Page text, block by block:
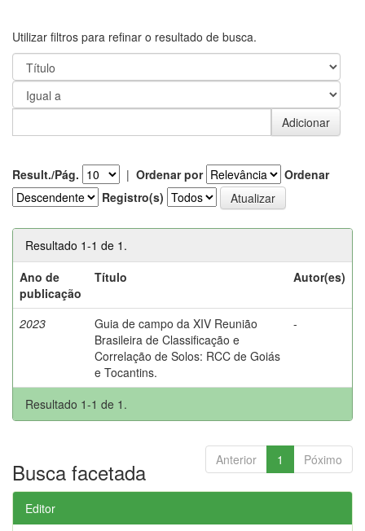
Utilizar filtros para refinar o resultado de busca.
Result./Pág. | Ordenar por
Ordenar
Registro(s)
Resultado 1-1 de 1.
Ano de
publicação
Título Autor(es)
2023
Guia de campo da XIV Reunião
Brasileira de Classificação e
Correlação de Solos: RCC de Goiás
e Tocantins.
-
Resultado 1-1 de 1.
Anterior 1 Póximo
Busca facetada
Editor